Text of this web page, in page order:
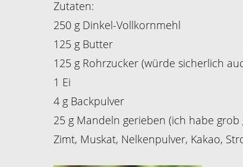
Zutaten:
250 g Dinkel-Vollkornmehl
125 g Butter
125 g Rohrzucker (würde sicherlich
1 Ei
4 g Backpulver
25 g Mandeln gerieben (ich habe
Zimt, Muskat, Nelkenpulver, Kakao,